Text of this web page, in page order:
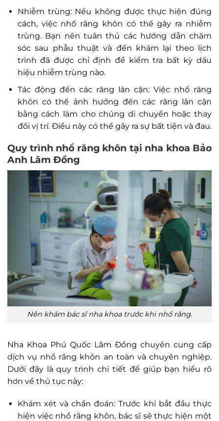
Nhiễm trùng: Nếu không được thực hiện đúng
cách, việc nhổ răng khôn có thể gây ra nhiễm
trùng. Bạn nên tuân thủ các hướng dẫn chăm
sóc sau phẫu thuật và đến khám lại theo lịch
trình đã được chỉ định để kiểm tra bất kỳ dấu
hiệu nhiễm trùng nào.
Tác động đến các răng lân cận: Việc nhổ răng
khôn có thể ảnh hưởng đến các răng lân cận
bằng cách làm cho chúng di chuyển hoặc thay
đổi vị trí. Điều này có thể gây ra sự bất tiện và đau.
Quy trình nhổ răng khôn tại nha khoa Bảo
Anh Lâm Đồng
Nên khám bác sĩ nha khoa trước khi nhổ răng.
Nha Khoa Phú Quốc Lâm Đồng chuyên cung cấp
dịch vụ nhổ răng khôn an toàn và chuyên nghiệp.
Dưới đây là quy trình chi tiết để giúp bạn hiểu rõ
hơn về thủ tục này:
Khám xét và chẩn đoán: Trước khi bắt đầu thực
hiện việc nhổ răng khôn, bác sĩ sẽ thực hiện một